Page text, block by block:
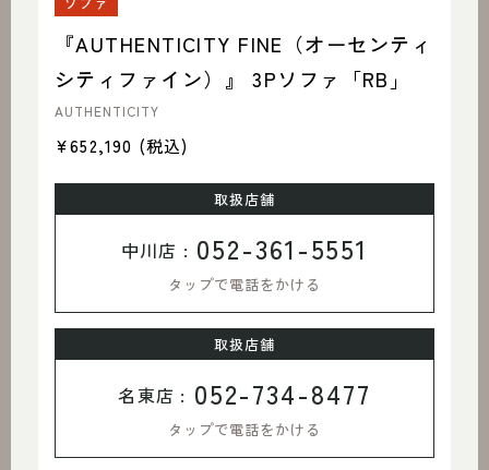
『AUTHENTICITY FINE（オーセンティ
シティファイン）』 3Pソファ「RB」
AUTHENTICITY
¥652,190 (税込)
取扱店舗
中川店 : 052-361-5551
タップで電話をかける
取扱店舗
名東店 : 052-734-8477
タップで電話をかける